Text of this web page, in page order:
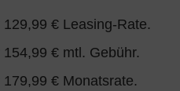
€ Leasing-Rate.
€ mtl. Gebühr.
€ Monatsrate.